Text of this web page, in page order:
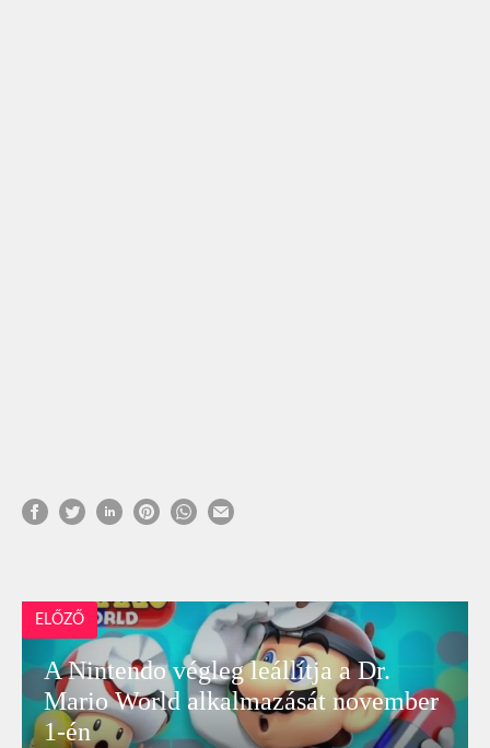
ELŐZŐ
A Nintendo végleg leállítja a Dr.
Mario World alkalmazását november
1-én